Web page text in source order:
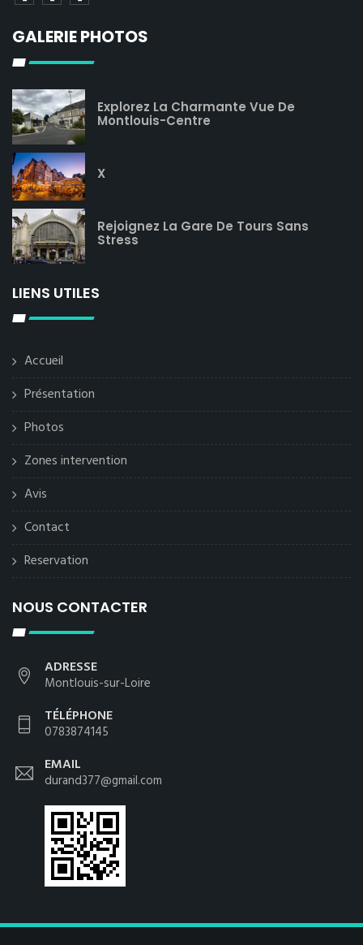
GALERIE PHOTOS
Explorez La Charmante Vue De
Montlouis-Centre
X
Rejoignez La Gare De Tours Sans
Stress
LIENS UTILES
Accueil
Présentation
Photos
Zones intervention
Avis
Contact
Reservation
NOUS CONTACTER
ADRESSE
Montlouis-sur-Loire
TÉLÉPHONE
0783874145
EMAIL
durand377@gmail.com